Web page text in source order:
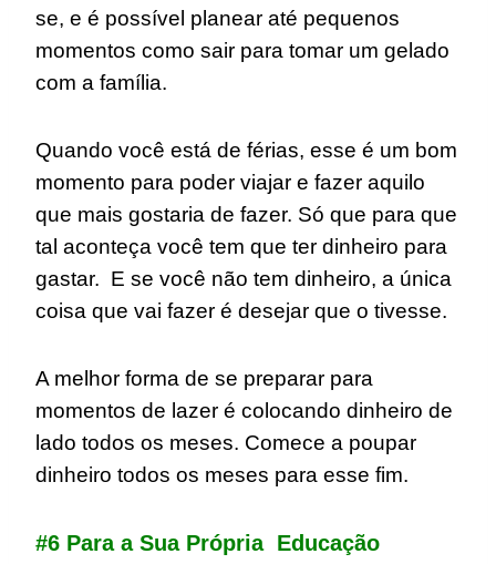
se, e é possível planear até pequenos
momentos como sair para tomar um gelado
com a família.
Quando você está de férias, esse é um bom
momento para poder viajar e fazer aquilo
que mais gostaria de fazer. Só que para que
tal aconteça você tem que ter dinheiro para
gastar. E se você não tem dinheiro, a única
coisa que vai fazer é desejar que o tivesse.
A melhor forma de se preparar para
momentos de lazer é colocando dinheiro de
lado todos os meses. Comece a poupar
dinheiro todos os meses para esse fim.
#6 Para a Sua Própria Educação